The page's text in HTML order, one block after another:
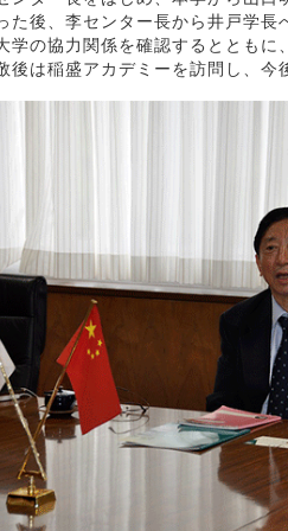
た後、李センター長から井戸学長
の協力関係を確認するとともに
は稲盛アカデミーを訪問し、今